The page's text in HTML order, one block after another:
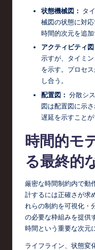
状態機械図： タ
械図の状態に対
時間的次元を追加
アクティビティ図
示すが、タイミ
を示す。プロセ
し合う。
配置図： 分散シ
図は配置図に示
遅延を示すことが
時間的モ
る最終的
厳密な時間制約内で動
計するには正確さが求
れらの制約を可視化・
の必要な枠組みを提供
時間という重要な次元
ライフライン、状態変